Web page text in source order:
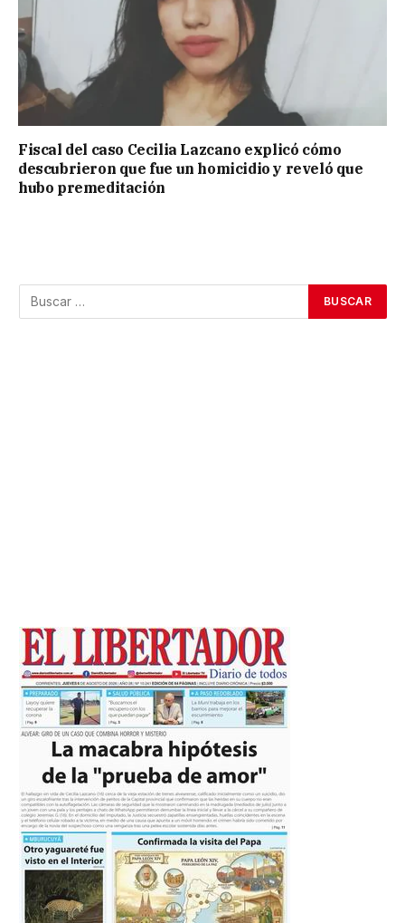
Fiscal del caso Cecilia Lazcano explicó cómo
descubrieron que fue un homicidio y reveló que
hubo premeditación